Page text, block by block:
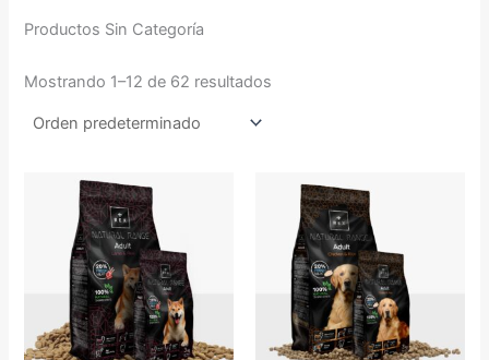
Productos Sin Categoría
Mostrando 1–12 de 62 resultados